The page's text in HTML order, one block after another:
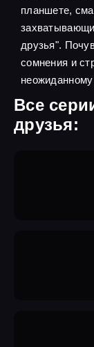
планшете,
друзья".
сомнения и
Все
друзья: